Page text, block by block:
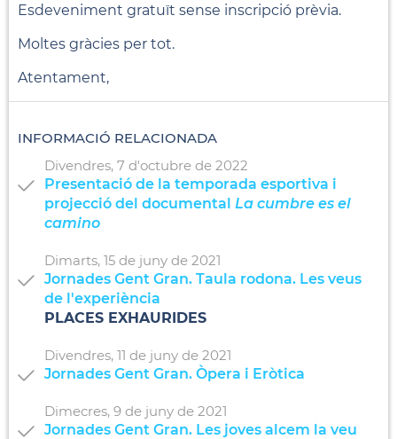
Esdeveniment gratuït sense inscripció prèvia.
Moltes gràcies per tot.
Atentament,
INFORMACIÓ RELACIONADA
Divendres, 7 d'octubre de 2022
Presentació de la temporada esportiva i
projecció del documental La cumbre es el
camino
Dimarts, 15 de juny de 2021
Jornades Gent Gran. Taula rodona. Les veus
de l'experiència
PLACES EXHAURIDES
Divendres, 11 de juny de 2021
Jornades Gent Gran. Òpera i Eròtica
Dimecres, 9 de juny de 2021
Jornades Gent Gran. Les joves alcem la veu